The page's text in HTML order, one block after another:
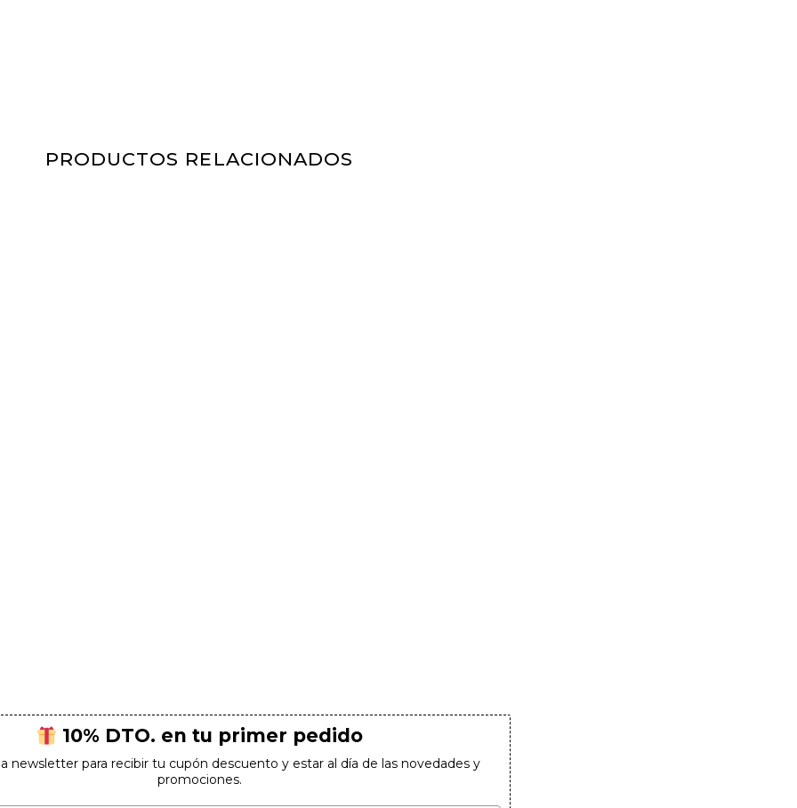
PRODUCTOS RELACIONADOS
10% DTO. en tu primer pedido
newsletter para recibir tu cupón descuento y estar al día de las novedades y
promociones.
SUSCRIBIRME
*Al hacer clic en "suscribirme", confirmas que estás de acuerdo con el uso
de tu información bajo nuestra política de privacidad